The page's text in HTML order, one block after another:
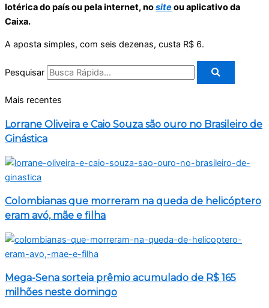
lotérica do país ou pela internet, nositeou aplicativo da
Caixa.
A aposta simples, com seis dezenas, custa R$ 6.
Pesquisar
Mais recentes
Lorrane Oliveira e Caio Souza são ouro no Brasileiro de
Ginástica
Colombianas que morreram na queda de helicóptero
eram avó, mãe e filha
Mega-Sena sorteia prêmio acumulado de R$ 165
milhões neste domingo